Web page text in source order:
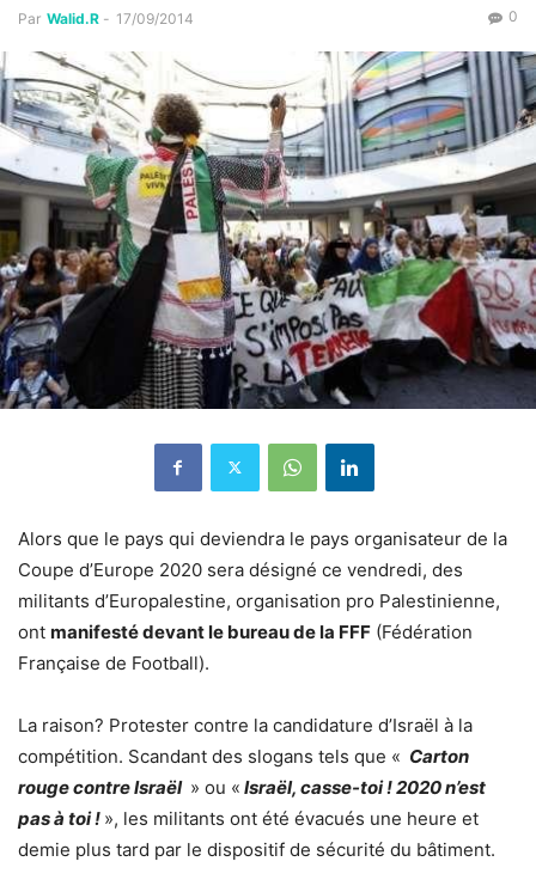
Par Walid.R - 17/09/2014 0
Alors que le pays qui deviendra le pays organisateur de la
Coupe d’Europe 2020 sera désigné ce vendredi, des
militants d’Europalestine, organisation pro Palestinienne,
ont manifesté devant le bureau de la FFF (Fédération
Française de Football).
La raison? Protester contre la candidature d’Israël à la
compétition. Scandant des slogans tels que « Carton
rouge contre Israël » ou « Israël, casse-toi ! 2020 n’est
pas à toi ! », les militants ont été évacués une heure et
demie plus tard par le dispositif de sécurité du bâtiment.